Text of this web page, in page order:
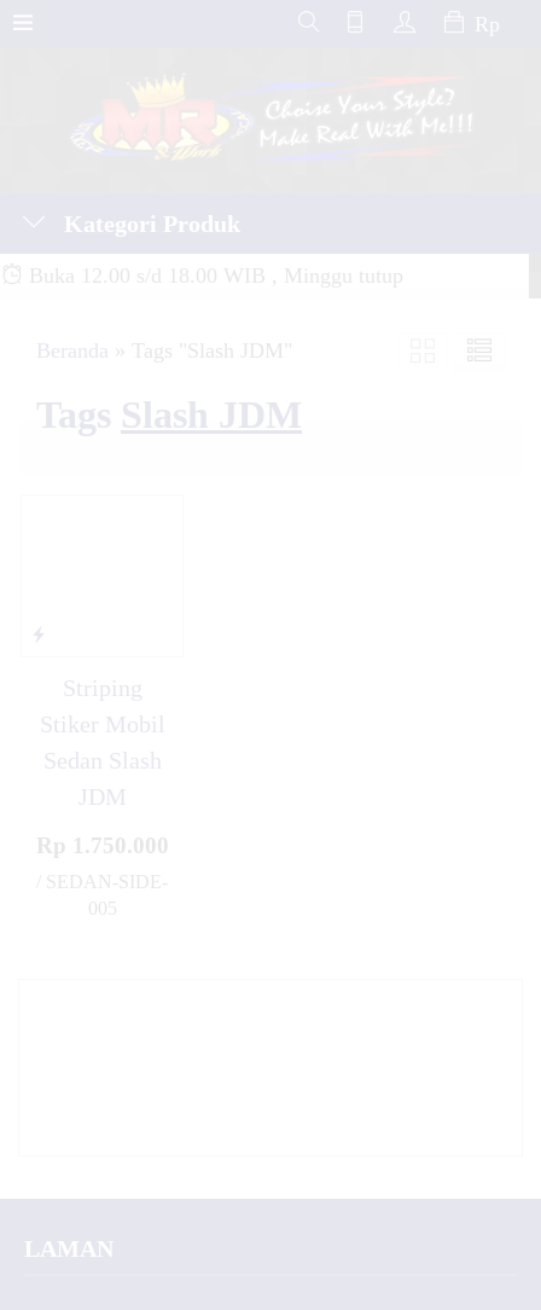
Rp
Kategori Produk
Buka 12.00 s/d 18.00 WIB , Minggu tutup
Beranda » Tags "Slash JDM"
Tags Slash JDM
Striping
Stiker Mobil
Sedan Slash
JDM
Rp 1.750.000
/ SEDAN-SIDE-
005
LAMAN